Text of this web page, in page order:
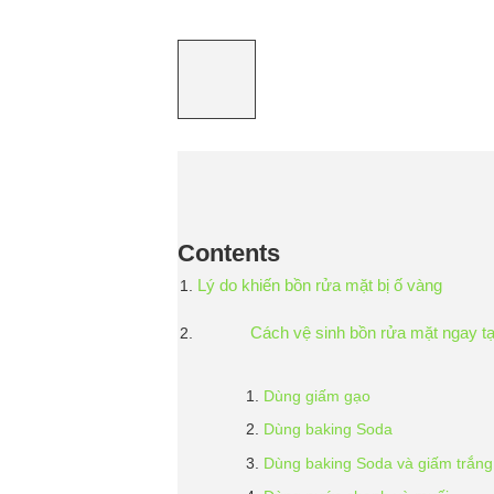
Contents
Lý do khiến bồn rửa mặt bị ố vàng
Cách vệ sinh bồn rửa mặt ngay
Dùng giấm gạo
Dùng baking Soda
Dùng baking Soda và giấm trắng